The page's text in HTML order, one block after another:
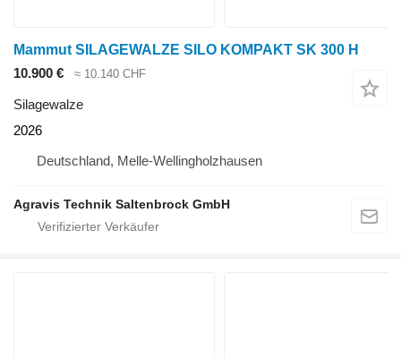
Mammut SILAGEWALZE SILO KOMPAKT SK 300 H
10.900 €
≈ 10.140 CHF
Silagewalze
2026
Deutschland, Melle-Wellingholzhausen
Agravis Technik Saltenbrock GmbH